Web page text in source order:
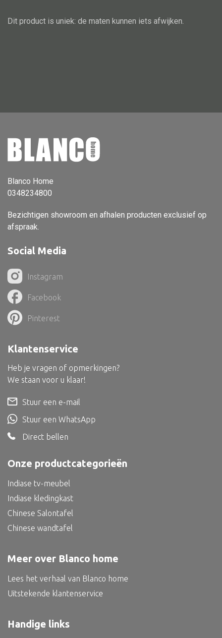
Lampenkappen
Kandelaar
Pilaar
Pot
Schaal
Dienblad
Mand
Roomdevider
Deco overig
Alle textiel
Kussen
Alle oosterse meubels
Oosterse kast
Oosterse tafel
Oosterse tv meubel
Dit product is uniek: de maten kunnen iets afwijken.
Blanco Home
0348234800
Bezichtigen showroom en afhalen producten exclusief op
afspraak.
Social Media
Instagram
Facebook
Pinterest
Onze productcategorieën
Indiase tv-meubel
Indiase kledingkast
Chinese Salontafel
Chinese wandtafel
Meer over Blanco home
Lees het verhaal van Blanco home
Uitstekende klantenservice
Klantenservice
Heb je vragen of opmerkingen?
We staan voor u klaar!
Stuur een e-mail
Stuur een WhatsApp
Direct bellen
Handige links